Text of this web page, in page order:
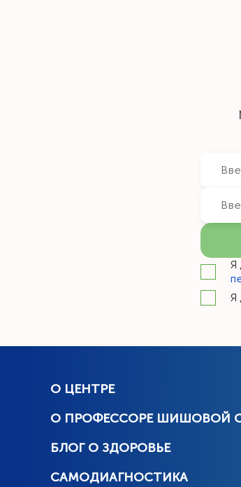
Я
Я
О ЦЕНТРЕ
О ПРОФЕССОРЕ ШИШОВОЙ
БЛОГ О ЗДОРОВЬЕ
САМОДИАГНОСТИКА